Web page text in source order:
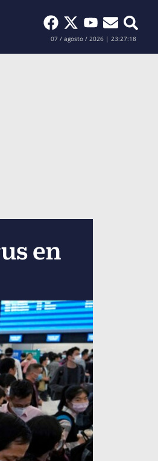
Buscar
07 / agosto / 2026 | 23:27:20
en